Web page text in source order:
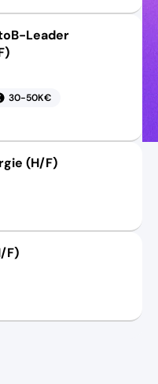
Leader
30-50K€
(H/F)
F)